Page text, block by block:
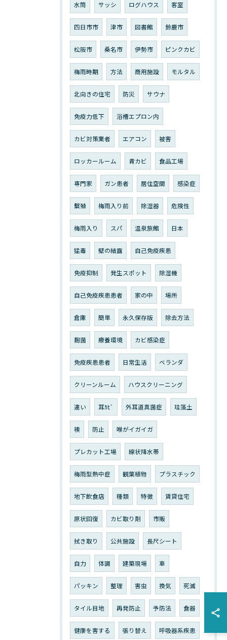
水筒 サッシ ログハウス 客室
四日市市 津市 図書館 鈴鹿市
松阪市 桑名市 伊勢市 ピンクカビ
梅雨時期 方法 商用施設 モルタル
北向きの住宅 防災 サウナ
免疫力低下 浴槽エプロン内
カビ対策業者 エアコン 被害
ロッカールーム 青カビ 食品工場
専門家 ガン患者 居住空間 感染症
繫殖 梅雨入り前 除湿器 危険性
梅雨入り スパ 温泉旅館 日本
猛毒 壁の結露 自己免疫疾患
免疫抑制 発生スポット 除湿機
自己免疫疾患患者 家の中 場所
倉庫 簡単 永久保存版 除去方法
麴菌 療養環境 カビ感染症
免疫疾患患者 日常生活 ベランダ
クリーンルーム ハウスクリーニング
違い 耳ｶﾋﾞ 外耳道真菌症 珪藻土
襖 防止 喉がイガイガ
プレカット工場 線状降水帯
梅雨型熱中症 観葉植物 プラスチック
地下飲食店 種類 特徴 賃貸住宅
原状回復 カビ取り剤 市販
拭き取り 公共施設 長尺シート
自力 体調 建築現場 車
パッキン 整理 害虫 換気 死滅
タイル目地 再発防止 予防法 食器
健康を害する 張り替え 呼吸器系疾患